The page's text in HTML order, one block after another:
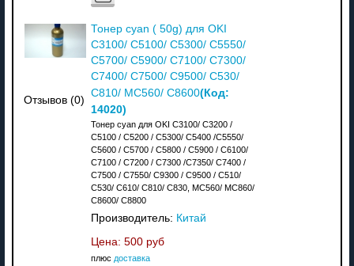
Отзывов (0)
Тонер cyan ( 50g) для OKI
C3100/ C5100/ C5300/ C5550/
C5700/ C5900/ C7100/ C7300/
C7400/ C7500/ C9500/ C530/
C810/ MC560/ C8600(Код:
14020)
Тонер cyan для OKI C3100/ C3200 /
C5100 / C5200 / C5300/ C5400 /C5550/
C5600 / C5700 / C5800 / C5900 / C6100/
C7100 / C7200 / C7300 /C7350/ C7400 /
C7500 / C7550/ C9300 / C9500 / C510/
C530/ C610/ C810/ C830, MC560/ MC860/
C8600/ C8800
Производитель: Китай
Цена: 500 руб
плюс доставка